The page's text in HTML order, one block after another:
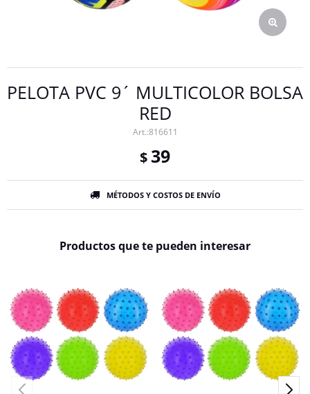
PELOTA PVC 9´ MULTICOLOR BOLSA
RED
816611
$ 39
MÉTODOS Y COSTOS DE ENVÍO
Productos que te pueden interesar